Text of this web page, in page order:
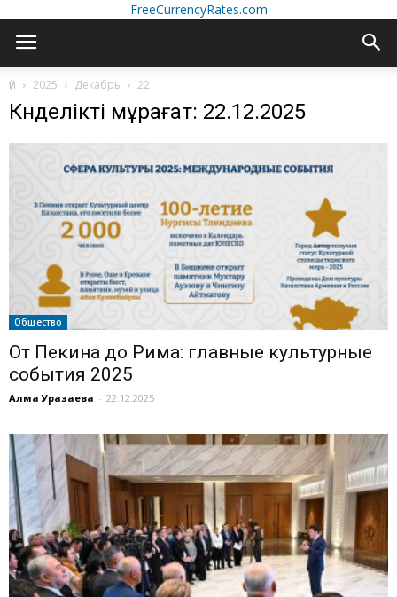
FreeCurrencyRates.com
үй 2025 Декабрь 22
Күнделікті мұрағат: 22.12.2025
Общество
От Пекина до Рима: главные культурные
события 2025
Алма Уразаева - 22.12.2025